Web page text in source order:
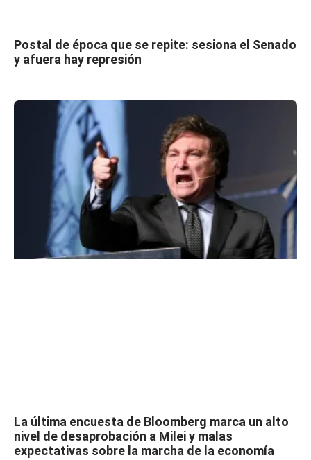
Postal de época que se repite: sesiona el Senado
y afuera hay represión
La última encuesta de Bloomberg marca un alto
nivel de desaprobación a Milei y malas
expectativas sobre la marcha de la economía